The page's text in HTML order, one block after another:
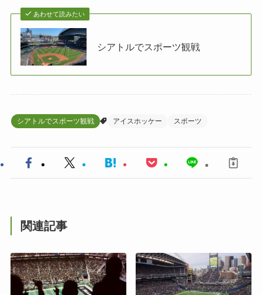
あわせて読みたい
シアトルでスポーツ観戦
シアトルでスポーツ観戦 アイスホッケー スポーツ
関連記事